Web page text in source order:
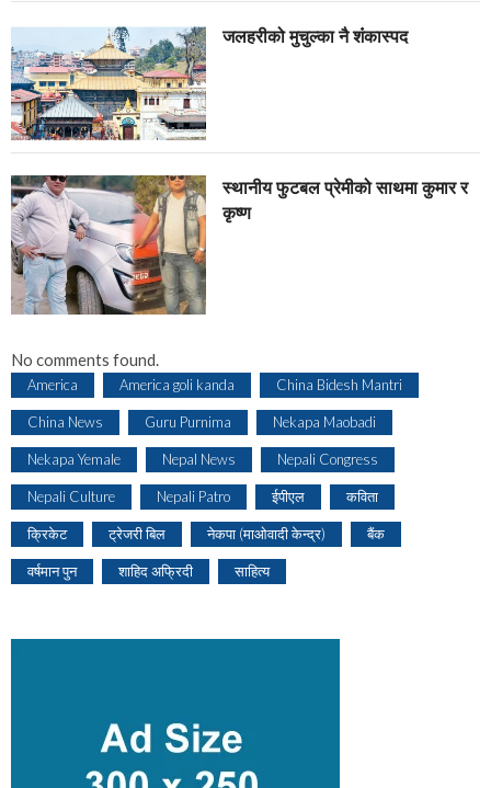
जलहरीको मुचुल्का नै शंंकास्पद
स्थानीय फुटबल प्रेमीको साथमा कुमार र
कृष्ण
No comments found.
America America goli kanda China Bidesh Mantri
China News Guru Purnima Nekapa Maobadi
Nekapa Yemale Nepal News Nepali Congress
Nepali Culture Nepali Patro ईपीएल कविता
क्रिकेट ट्रेजरी बिल नेकपा (माओवादी केन्द्र) बैंक
वर्षमान पुन शाहिद अफ्रिदी साहित्य